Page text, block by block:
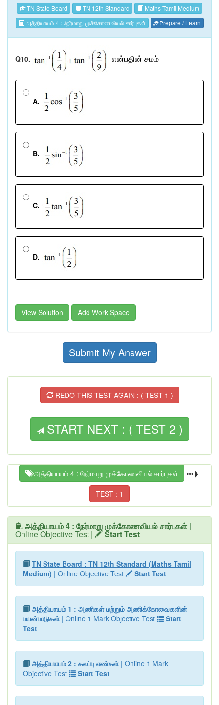
TN State Board TN 12th Standard
Maths Tamil Medium
அத்தியாயம் 4 : நேர்மாறு முக்கோணவியல் சார்புகள்
Prepare / Learn
Q10. என்பதின் சமம்
A.
B.
C.
D.
View Solution Add Work Space
Submit My Answer
REDO THIS TEST AGAIN : ( TEST 1 )
START NEXT : ( TEST 2 )
அத்தியாயம் 4 : நேர்மாறு முக்கோணவியல் சார்புகள்
TEST : 1
அத்தியாயம் 4 : நேர்மாறு முக்கோணவியல் சார்புகள் |
Online Objective Test | Start Test
TN State Board : TN 12th Standard (Maths Tamil
Medium) | Online Objective Test Start Test
அத்தியாயம் 1 : அணிகள் மற்றும் அணிக்கோவைகளின்
பயன்பாடுகள்| Online 1 Mark Objective Test
Start
Test
அத்தியாயம் 2 : கலப்பு எண்கள்| Online 1 Mark
Objective Test
Start Test